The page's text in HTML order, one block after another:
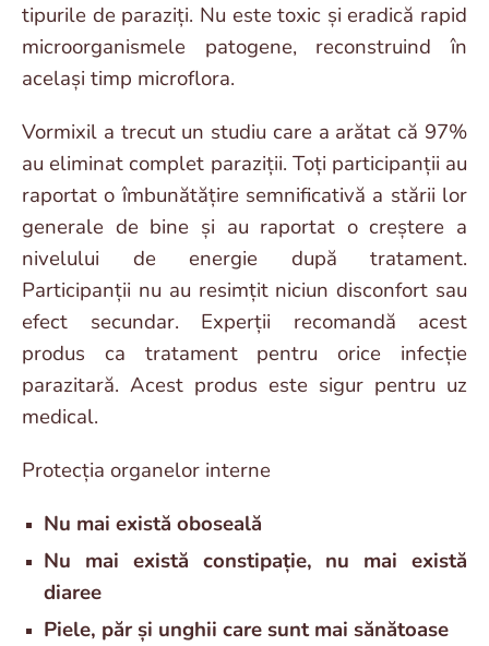
tipurile de paraziți. Nu este toxic și eradică rapid
microorganismele patogene, reconstruind în
același timp microflora.
Vormixil a trecut un studiu care a arătat că 97%
au eliminat complet paraziții. Toți participanții au
raportat o îmbunătățire semnificativă a stării lor
generale de bine și au raportat o creștere a
nivelului de energie după tratament.
Participanții nu au resimțit niciun disconfort sau
efect secundar. Experții recomandă acest
produs ca tratament pentru orice infecție
parazitară. Acest produs este sigur pentru uz
medical.
Protecția organelor interne
Nu mai există oboseală
Nu mai există constipație, nu mai există
diaree
Piele, păr și unghii care sunt mai sănătoase